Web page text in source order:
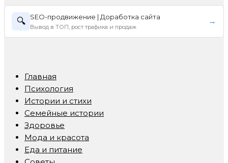
🔍 SEO-продвижение | Доработка сайта
Вывод в ТОП, рост трафика и продаж
→
Главная
Психология
Истории и стихи
Семейные истории
Здоровье
Мода и красота
Еда и питание